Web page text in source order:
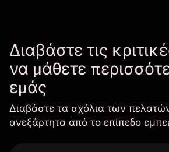
Διαβάστε τις
να μάθετε
εμάς
Διαβάστε τα σχόλια των
ανεξάρτητα από το επίπεδο